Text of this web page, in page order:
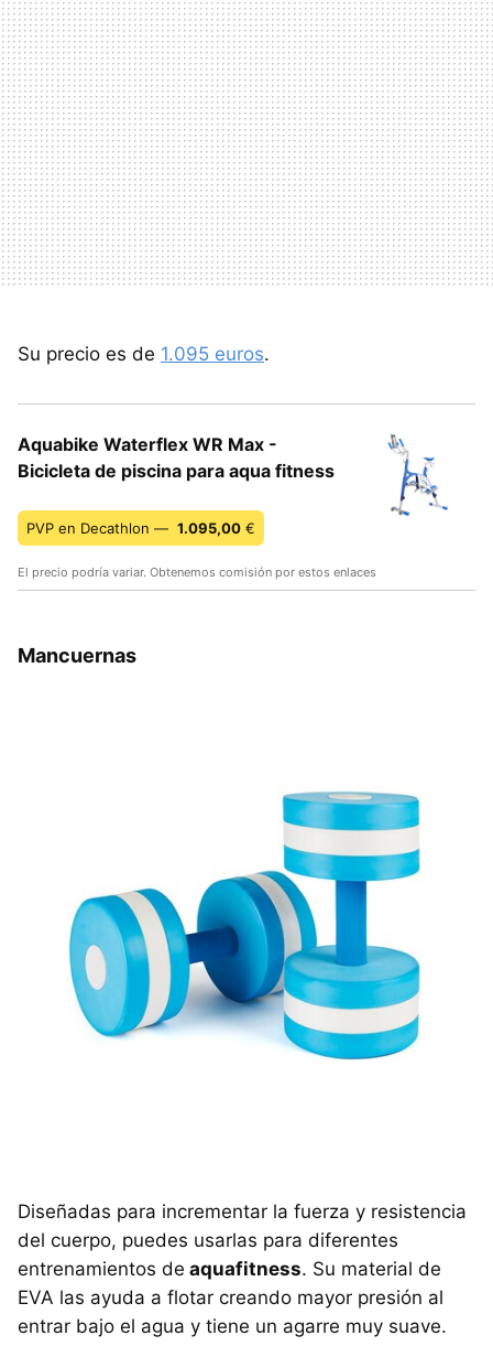
Su precio es de 1.095 euros.
Aquabike Waterflex WR Max -
Bicicleta de piscina para aqua fitness
PVP en Decathlon — 1.095,00 €
El precio podría variar. Obtenemos comisión por estos enlaces
Mancuernas
Diseñadas para incrementar la fuerza y resistencia
del cuerpo, puedes usarlas para diferentes
entrenamientos de aquafitness. Su material de
EVA las ayuda a flotar creando mayor presión al
entrar bajo el agua y tiene un agarre muy suave.